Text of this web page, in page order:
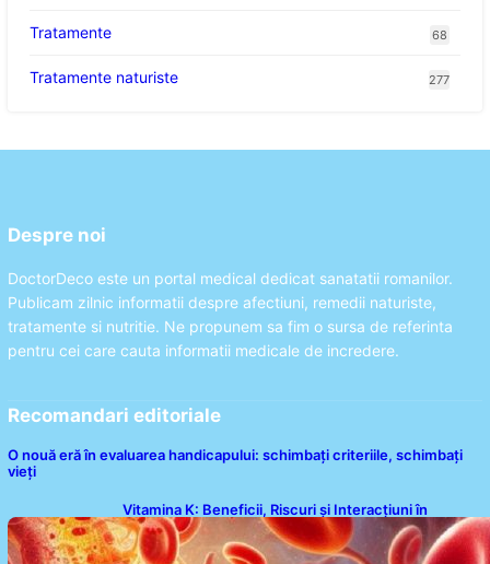
Tratamente 68
Tratamente naturiste 277
Despre noi
DoctorDeco este un portal medical dedicat sanatatii romanilor.
Publicam zilnic informatii despre afectiuni, remedii naturiste,
tratamente si nutritie. Ne propunem sa fim o sursa de referinta
pentru cei care cauta informatii medicale de incredere.
Recomandari editoriale
O nouă eră în evaluarea handicapului: schimbați criteriile, schimbați
vieți
Vitamina K: Beneficii, Riscuri și Interacțiuni în
Coagularea Sângelui